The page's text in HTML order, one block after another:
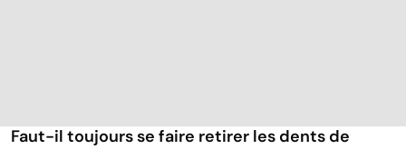
Faut-il toujours se faire retirer les dents de